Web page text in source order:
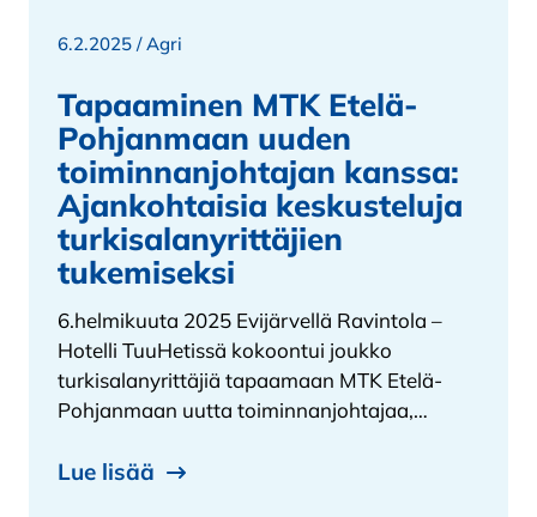
6.2.2025 /Agri
Tapaaminen MTK Etelä-
Pohjanmaan uuden
toiminnanjohtajan kanssa:
Ajankohtaisia keskusteluja
turkisalanyrittäjien
tukemiseksi
6.helmikuuta 2025 Evijärvellä Ravintola –
Hotelli TuuHetissä kokoontui joukko
turkisalanyrittäjiä tapaamaan MTK Etelä-
Pohjanmaan uutta toiminnanjohtajaa,…
Lue lisää